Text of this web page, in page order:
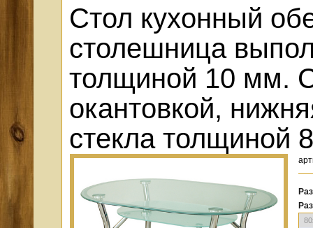
Стол кухонный
столешница
толщиной 10 мм.
окантовкой,
стекла толщиной